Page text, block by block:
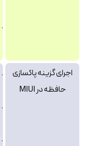
اجرای گزینه پاکسازی
حافظه در MIUI